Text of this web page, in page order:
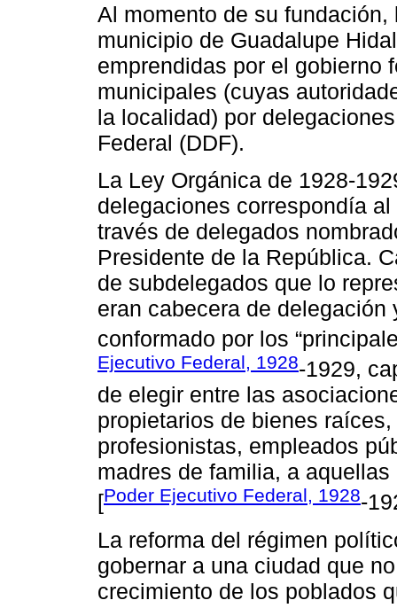
Al momento de su
municipio de Guadalupe
emprendidas por el gobierno
municipales (cuyas
la localidad) por
Federal (DDF).
La Ley Orgánica de 1928-
delegaciones correspondía
través de delegados
Presidente de la República.
de subdelegados que lo
eran cabecera de
conformado por los
Ejecutivo Federal, 1928-1929,
de elegir entre las
propietarios de bienes
profesionistas, empleados
madres de familia, a
[Poder Ejecutivo Federal, 1928-
La reforma del régimen
gobernar a una ciudad que
crecimiento de los poblados